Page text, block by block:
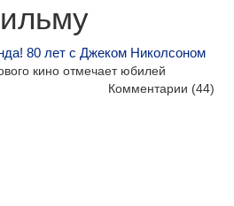
80 лет с Джеком Николсоном
кино отмечает юбилей
Комментарии (44)